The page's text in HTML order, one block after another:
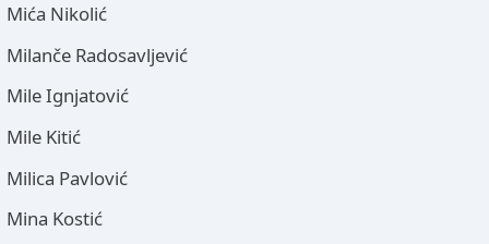
Mića Nikolić
Milanče Radosavljević
Mile Ignjatović
Mile Kitić
Milica Pavlović
Mina Kostić